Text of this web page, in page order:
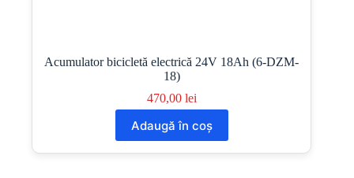
Acumulator bicicletă electrică 24V 18Ah (6-DZM-
18)
470,00 lei
Adaugă în coș